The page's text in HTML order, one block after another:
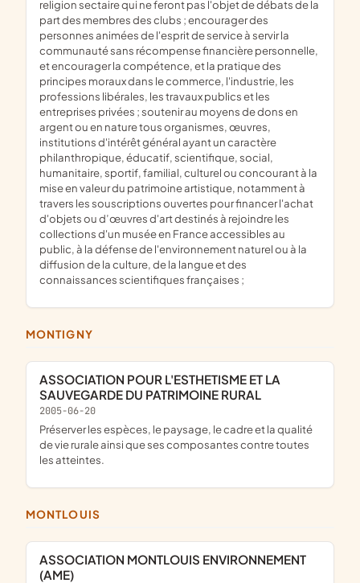
religion sectaire qui ne feront pas l'objet de débats de la
part des membres des clubs ; encourager des
personnes animées de l'esprit de service à servir la
communauté sans récompense financière personnelle,
et encourager la compétence, et la pratique des
principes moraux dans le commerce, l'industrie, les
professions libérales, les travaux publics et les
entreprises privées ; soutenir au moyens de dons en
argent ou en nature tous organismes, œuvres,
institutions d'intérêt général ayant un caractère
philanthropique, éducatif, scientifique, social,
humanitaire, sportif, familial, culturel ou concourant à la
mise en valeur du patrimoine artistique, notamment à
travers les souscriptions ouvertes pour financer l'achat
d'objets ou d’œuvres d'art destinés à rejoindre les
collections d'un musée en France accessibles au
public, à la défense de l'environnement naturel ou à la
diffusion de la culture, de la langue et des
connaissances scientifiques françaises ;
MONTIGNY
ASSOCIATION POUR L'ESTHETISME ET LA
SAUVEGARDE DU PATRIMOINE RURAL
2005-06-20
Préserver les espèces, le paysage, le cadre et la qualité
de vie rurale ainsi que ses composantes contre toutes
les atteintes.
MONTLOUIS
ASSOCIATION MONTLOUIS ENVIRONNEMENT
(AME)